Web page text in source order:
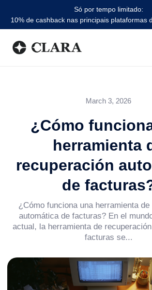
Só por tempo limitado:
10% de cashback nas principais plataformas
March 3, 2026
¿Cómo
herramienta
recuperación
de
¿Cómo funciona una herramienta
automática de facturas? En el
actual, la herramienta de
facturas se...